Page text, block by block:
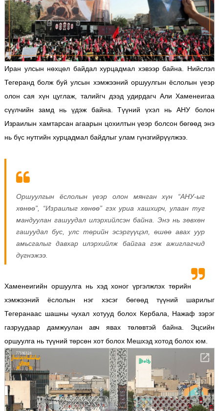
Иран улсын нөхцөл байдал хурцадмал хэвээр байна. Нийслэл
Тегеранд болж буй улсын хэмжээний оршуулгын ёслолын үеэр
олон сая хүн цуглаж, талийгч дээд удирдагч Али Хаменеигаа
сүүлчийн замд нь үдэж байна. Түүний үхэл нь АНУ болон
Израилын хамтарсан агаарын цохилтын үеэр болсон бөгөөд энэ
нь бүс нутгийн хурцадмал байдлыг улам гүнзгийрүүлжээ.
Оршуулгын ёслолын үеэр олон мянган хүн “АНУ-ыг
хөнөө”, “Израилыг хөнөө” гэх уриа хашхирч, улаан туг
мандуулан гашуудал илэрхийлсэн байна. Энэ нь зөвхөн
гашуудал бус, улс төрийн эсэргүүцэл, өшөө авах уур
амьсгалыг давхар илэрхийлж байгаа гэж ажиглагчид
дүгнэжээ.
Хаменеигийн оршуулга нь хэд хоног үргэлжлэх төрийн
хэмжээний ёслолын нэг хэсэг бөгөөд түүний шарилыг
Тегеранаас шашны чухал хотууд болох Кербала, Нажаф зэрэг
газруудаар дамжуулан авч явах төлөвтэй байна. Эцсийн
оршуулга нь түүний төрсөн хот болох Мешхэд хотод болох юм.